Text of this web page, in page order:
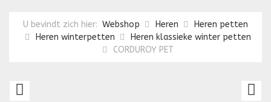
U bevindt zich hier: Webshop Heren
Heren petten
Heren winterpetten
Heren klassieke winter petten
CORDUROY PET